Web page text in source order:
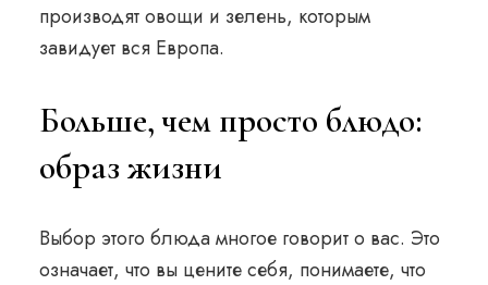
производят овощи и зелень, которым
завидует вся Европа.
Больше, чем просто блюдо:
образ жизни
Выбор этого блюда многое говорит о вас. Это
означает, что вы цените себя, понимаете, что